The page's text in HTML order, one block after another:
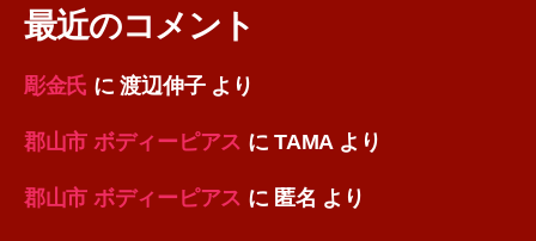
最近のコメント
彫金氏 に渡辺伸子より
郡山市 ボディーピアス にTAMAより
郡山市 ボディーピアス に 匿名 より